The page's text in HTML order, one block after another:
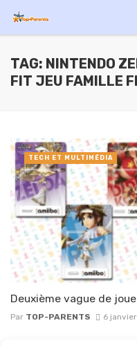
TAG: NINTENDO
FIT JEU FAMILLE
Deuxième vague de
Par TOP-PARENTS 6
TECH ET MULTIMÉDIA